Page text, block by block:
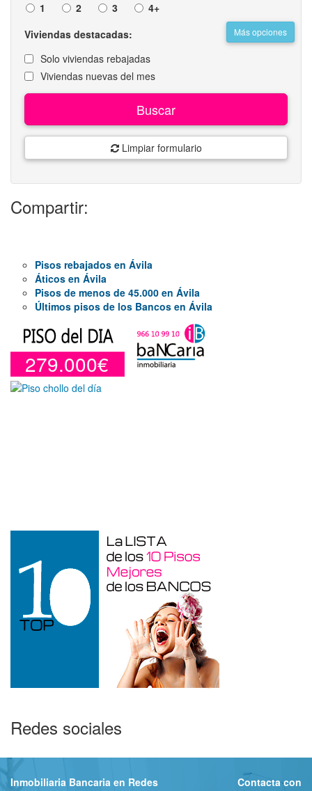
1
2 3 4+
Más opciones
Viviendas destacadas:
Solo viviendas rebajadas
Viviendas nuevas del mes
Buscar
Limpiar formulario
Compartir:
Pisos rebajados en Ávila
Áticos en Ávila
Pisos de menos de 45.000 en Ávila
Últimos pisos de los Bancos en Ávila
279.000€
Redes sociales
Inmobiliaria Bancaria en Redes
Contacta con